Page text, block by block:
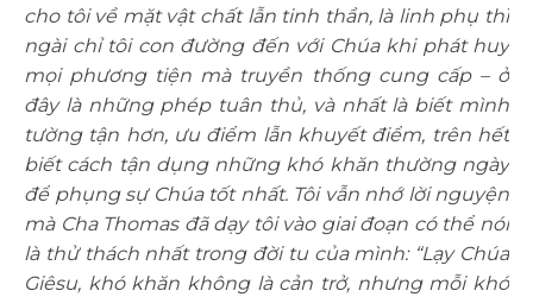
cho tôi về mặt vật chất lẫn tinh thần, là linh phụ thì
ngài chỉ tôi con đường đến với Chúa khi phát huy
mọi phương tiện mà truyền thống cung cấp – ở
đây là những phép tuân thủ, và nhất là biết mình
tường tận hơn, ưu điểm lẫn khuyết điểm, trên hết
biết cách tận dụng những khó khăn thường ngày
để phụng sự Chúa tốt nhất. Tôi vẫn nhớ lời nguyện
mà Cha Thomas đã dạy tôi vào giai đoạn có thể nói
là thử thách nhất trong đời tu của mình: “Lạy Chúa
Giêsu, khó khăn không là cản trở, nhưng mỗi khó